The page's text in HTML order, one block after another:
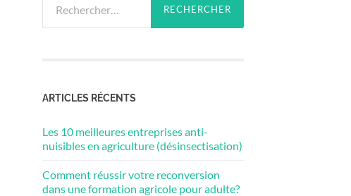
ARTICLES RÉCENTS
Les 10 meilleures entreprises anti-
nuisibles en agriculture (désinsectisation)
Comment réussir votre reconversion
dans une formation agricole pour adulte?